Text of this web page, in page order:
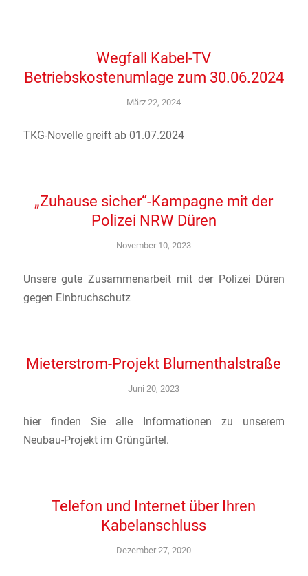
Wegfall Kabel-TV
Betriebskostenumlage zum 30.06.2024
März 22, 2024
TKG-Novelle greift ab 01.07.2024
„Zuhause sicher“-Kampagne mit der
Polizei NRW Düren
November 10, 2023
Unsere gute Zusammenarbeit mit der Polizei Düren
gegen Einbruchschutz
Mieterstrom-Projekt Blumenthalstraße
Juni 20, 2023
hier finden Sie alle Informationen zu unserem
Neubau-Projekt im Grüngürtel.
Telefon und Internet über Ihren
Kabelanschluss
Dezember 27, 2020